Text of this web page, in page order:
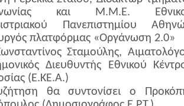
και Μ.Μ.Ε.
Πανεπιστημίου
πλατφόρμας «Οργάνωση 2.0»
Σταμούλης,
Διευθυντής Εθνικού
(Ε.ΚΕ.Α.)
θα συντονίσει ο